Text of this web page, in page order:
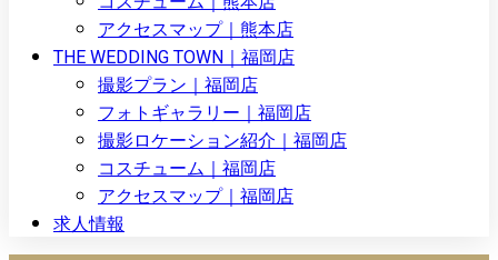
アクセスマップ｜熊本店
THE WEDDING TOWN｜福岡店
撮影プラン｜福岡店
フォトギャラリー｜福岡店
撮影ロケーション紹介｜福岡店
コスチューム｜福岡店
アクセスマップ｜福岡店
求人情報